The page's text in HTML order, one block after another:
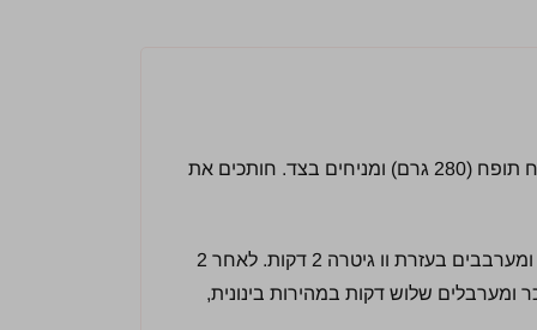
מדליקים תנור ל – 180 מעלות. מנפים 2 כוסות קמח תופח (280 גרם) ומניחים בצד. חותכים את
מכניסים לקערת המיקסר 200 גרם קוביות מרציפן ומערבבים בעזרת וו גיטרה 2 דקות. לאחר 2
שלוש דקות במהירות בינונית,